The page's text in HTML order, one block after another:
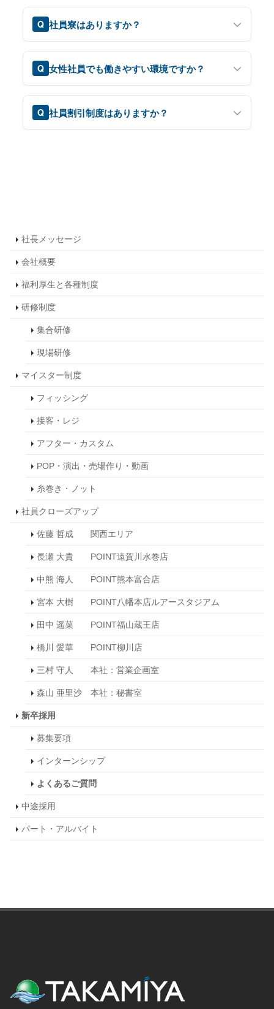
Q 社員寮はありますか？
Q 女性社員でも働きやすい環境ですか？
Q 社員割引制度はありますか？
社長メッセージ
会社概要
福利厚生と各種制度
研修制度
集合研修
現場研修
マイスター制度
フィッシング
接客・レジ
アフター・カスタム
POP・演出・売場作り・動画
糸巻き・ノット
社員クローズアップ
佐藤 哲成 関西エリア
長瀬 大貴 POINT遠賀川水巻店
中熊 海人 POINT熊本富合店
宮本 大樹 POINT八幡本店ルアースタジアム
田中 遥菜 POINT福山蔵王店
橋川 愛華 POINT柳川店
三村 守人 本社：営業企画室
森山 亜里沙 本社：秘書室
新卒採用
募集要項
インターンシップ
よくあるご質問
中途採用
パート・アルバイト